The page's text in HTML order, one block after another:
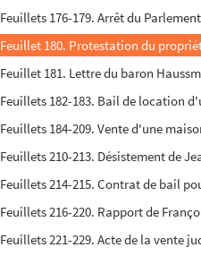
Feuillets 176-179. Arrêt du
Feuillet 180. Protestation du
Feuillet 181. Lettre du baron
Feuillets 182-183. Bail de location
Feuillets 184-209. Vente d'une
Feuillets 210-213. Désistement de
Feuillets 214-215. Contrat de bail
Feuillets 216-220. Rapport de
Feuillets 221-229. Acte de la vente